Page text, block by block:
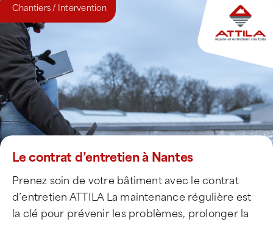
Chantiers / Intervention
Le contrat d’entretien à Nantes
Prenez soin de votre bâtiment avec le contrat
d’entretien ATTILA La maintenance régulière est
la clé pour prévenir les problèmes, prolonger la